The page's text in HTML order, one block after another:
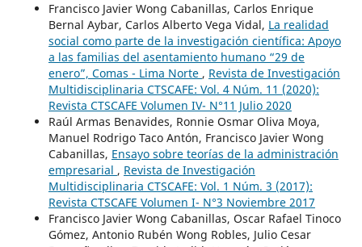
Francisco Javier Wong Cabanillas, Carlos Enrique
Bernal Aybar, Carlos Alberto Vega Vidal, La realidad
social como parte de la investigación científica: Apoyo
a las familias del asentamiento humano “29 de
enero”, Comas - Lima Norte , Revista de Investigación
Multidisciplinaria CTSCAFE: Vol. 4 Núm. 11 (2020):
Revista CTSCAFE Volumen IV- N°11 Julio 2020
Raúl Armas Benavides, Ronnie Osmar Oliva Moya,
Manuel Rodrigo Taco Antón, Francisco Javier Wong
Cabanillas, Ensayo sobre teorías de la administración
empresarial , Revista de Investigación
Multidisciplinaria CTSCAFE: Vol. 1 Núm. 3 (2017):
Revista CTSCAFE Volumen I- N°3 Noviembre 2017
Francisco Javier Wong Cabanillas, Oscar Rafael Tinoco
Gómez, Antonio Rubén Wong Robles, Julio Cesar